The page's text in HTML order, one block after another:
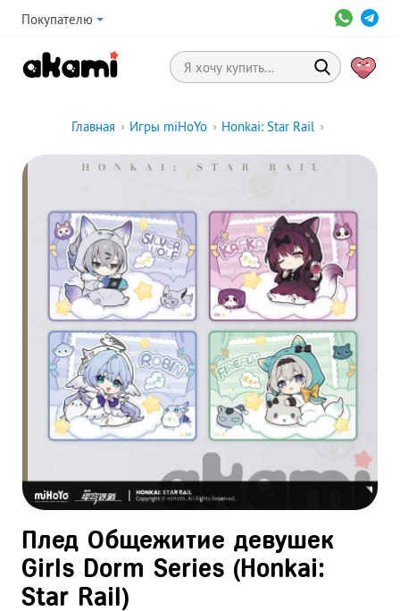
Покупателю
Главная › Игры miHoYo › Honkai: Star Rail ›
Плед Общежитие девушек
Girls Dorm Series (Honkai:
Star Rail)